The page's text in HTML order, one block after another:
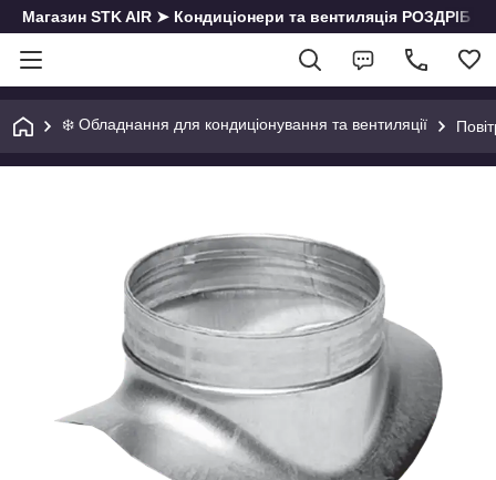
Магазин STK AIR ➤ Кондиціонери та вентиляція РОЗДРІБ
❄️ Обладнання для кондиціонування та вентиляції